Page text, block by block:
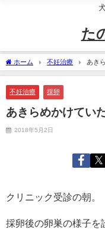
た
ホーム 不妊治療 あき
不妊治療 採卵
あきらめかけてい
2018年5月2日
クリニック受診の朝。
採卵後の卵巣の様子を